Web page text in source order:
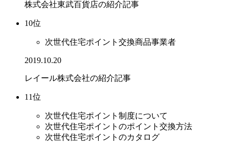
株式会社東武百貨店の紹介記事
10位
次世代住宅ポイント交換商品事業者
2019.10.20
レイール株式会社の紹介記事
11位
次世代住宅ポイント制度について
次世代住宅ポイントのポイント交換方法
次世代住宅ポイントのカタログ